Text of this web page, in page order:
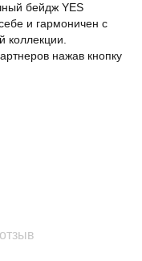
бейдж YES
и гармоничен с
коллекции.
нажав кнопку